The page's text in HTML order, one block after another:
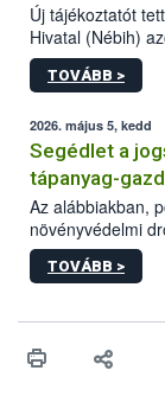
Új tájékoztatót
Hivatal (Nébih)
növényvédelmi
végezni
műszaki és
TOVÁBB >
2026. május 5, kedd
Segédlet a
tápanyag-
feltételeiről
Az alábbiakban,
növényvédelmi
növényvédelmi
végzésének
TOVÁBB >